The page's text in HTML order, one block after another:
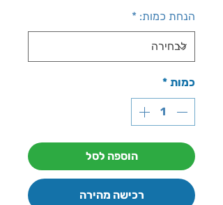
הנחת כמות: *
כמות *
הוספה לסל
רכישה מהירה